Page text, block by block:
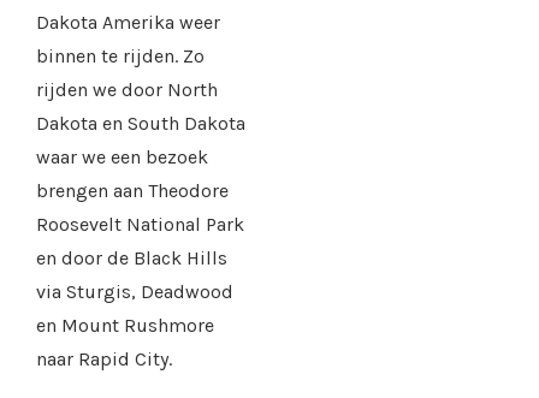
Dakota Amerika weer
binnen te rijden. Zo
rijden we door North
Dakota en South Dakota
waar we een bezoek
brengen aan Theodore
Roosevelt National Park
en door de Black Hills
via Sturgis, Deadwood
en Mount Rushmore
naar Rapid City.